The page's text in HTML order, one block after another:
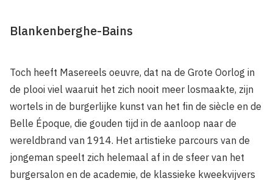
Blankenberghe-Bains
Toch heeft Masereels oeuvre, dat na de Grote Oorlog in
de plooi viel waaruit het zich nooit meer losmaakte, zijn
wortels in de burgerlijke kunst van het fin de siècle en de
Belle Époque, die gouden tijd in de aanloop naar de
wereldbrand van 1914. Het artistieke parcours van de
jongeman speelt zich helemaal af in de sfeer van het
burgersalon en de academie, de klassieke kweekvijvers